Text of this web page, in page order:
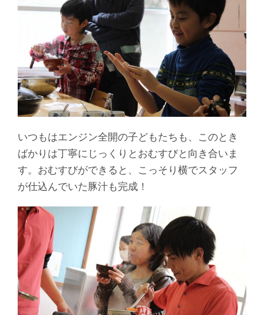
いつもはエンジン全開の子どもたちも、このとき
ばかりは丁寧にじっくりとおむすびと向き合いま
す。おむすびができると、こっそり横でスタッフ
が仕込んでいた豚汁も完成！